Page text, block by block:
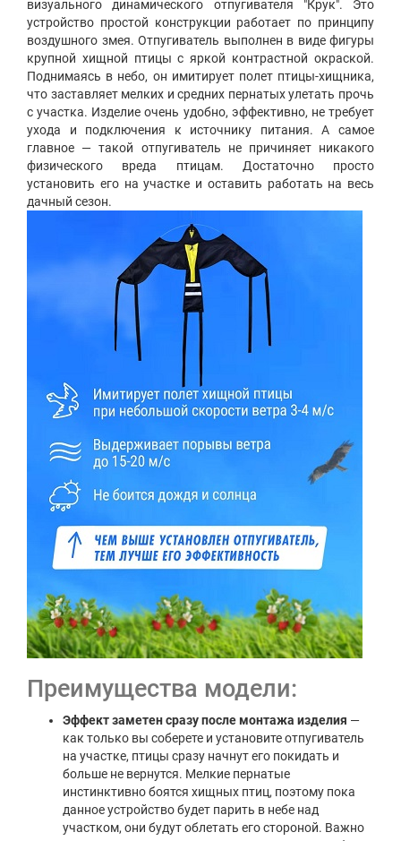
визуального динамического отпугивателя "Крук". Это
устройство простой конструкции работает по принципу
воздушного змея. Отпугиватель выполнен в виде фигуры
крупной хищной птицы с яркой контрастной окраской.
Поднимаясь в небо, он имитирует полет птицы-хищника,
что заставляет мелких и средних пернатых улетать прочь
с участка. Изделие очень удобно, эффективно, не требует
ухода и подключения к источнику питания. А самое
главное — такой отпугиватель не причиняет никакого
физического вреда птицам. Достаточно просто
установить его на участке и оставить работать на весь
дачный сезон.
Преимущества модели:
Эффект заметен сразу после монтажа изделия —
как только вы соберете и установите отпугиватель
на участке, птицы сразу начнут его покидать и
больше не вернутся. Мелкие пернатые
инстинктивно боятся хищных птиц, поэтому пока
данное устройство будет парить в небе над
участком, они будут облетать его стороной. Важно